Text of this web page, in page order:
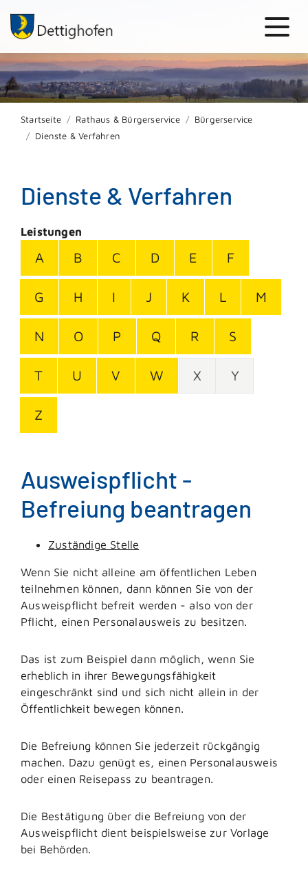
Startseite Rathaus & Bürgerservice
Bürgerservice
Dienste & Verfahren
Dienste & Verfahren
Leistungen
A B C D E F
G H I J K L M
N O P Q R S
T U V W X Y
Z
Ausweispflicht -
Befreiung beantragen
Zuständige Stelle
Wenn Sie nicht alleine am öffentlichen Leben
teilnehmen können, dann können Sie von der
Ausweispflicht befreit werden - also von der
Pflicht, einen Personalausweis zu besitzen.
Das ist zum Beispiel dann möglich, wenn Sie
erheblich in ihrer Bewegungsfähigkeit
eingeschränkt sind und sich nicht allein in der
Öffentlichkeit bewegen können.
Die Befreiung können Sie jederzeit rückgängig
machen. Dazu genügt es, einen Personalausweis
oder einen Reisepass zu beantragen.
Die Bestätigung über die Befreiung von der
Ausweispflicht dient beispielsweise zur Vorlage
bei Behörden.